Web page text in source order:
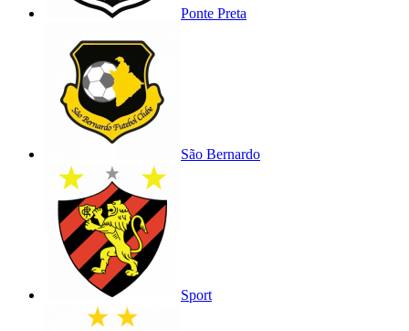
Ponte Preta
São Bernardo
Sport